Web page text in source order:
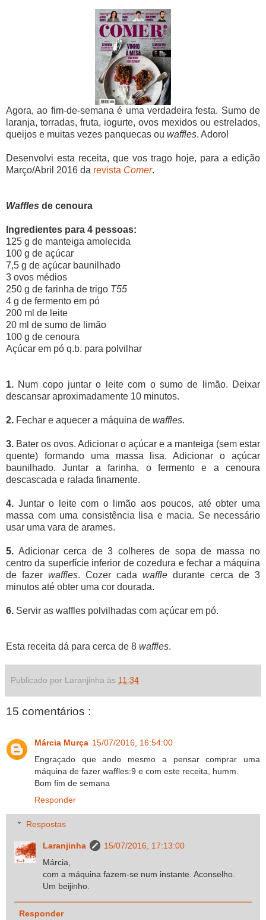
Agora, ao fim-de-semana é uma verdadeira festa. Sumo de
laranja, torradas, fruta, iogurte, ovos mexidos ou estrelados,
queijos e muitas vezes panquecas ou waffles. Adoro!
Desenvolvi esta receita, que vos trago hoje, para a edição
Março/Abril 2016 da revista Comer.
Waffles de cenoura
Ingredientes para 4 pessoas:
125 g de manteiga amolecida
100 g de açúcar
7,5 g de açúcar baunilhado
3 ovos médios
250 g de farinha de trigo T55
4 g de fermento em pó
200 ml de leite
20 ml de sumo de limão
100 g de cenoura
Açúcar em pó q.b. para polvilhar
1. Num copo juntar o leite com o sumo de limão. Deixar
descansar aproximadamente 10 minutos.
2. Fechar e aquecer a máquina de waffles.
3. Bater os ovos. Adicionar o açúcar e a manteiga (sem estar
quente) formando uma massa lisa. Adicionar o açúcar
baunilhado. Juntar a farinha, o fermento e a cenoura
descascada e ralada finamente.
4. Juntar o leite com o limão aos poucos, até obter uma
massa com uma consistência lisa e macia. Se necessário
usar uma vara de arames.
5. Adicionar cerca de 3 colheres de sopa de massa no
centro da superfície inferior de cozedura e fechar a máquina
de fazer waffles. Cozer cada waffle durante cerca de 3
minutos até obter uma cor dourada.
6. Servir as waffles polvilhadas com açúcar em pó.
Esta receita dá para cerca de 8 waffles.
Publicado por Laranjinha às 11:34
15 comentários :
Márcia Murça 15/07/2016, 16:54:00
Engraçado que ando mesmo a pensar comprar uma
máquina de fazer waffles:9 e com este receita, humm.
Bom fim de semana
Responder
Respostas
Laranjinha
15/07/2016, 17:13:00
Márcia,
com a máquina fazem-se num instante. Aconselho.
Um beijinho.
Responder